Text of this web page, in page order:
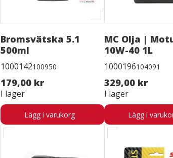
Bromsvätska 5.1
500ml
1000142100950
179,00 kr
I lager
Lägg i varukorg
MC Olja |
10W-40 1L
1000196104091
329,00 kr
I lager
Lägg i